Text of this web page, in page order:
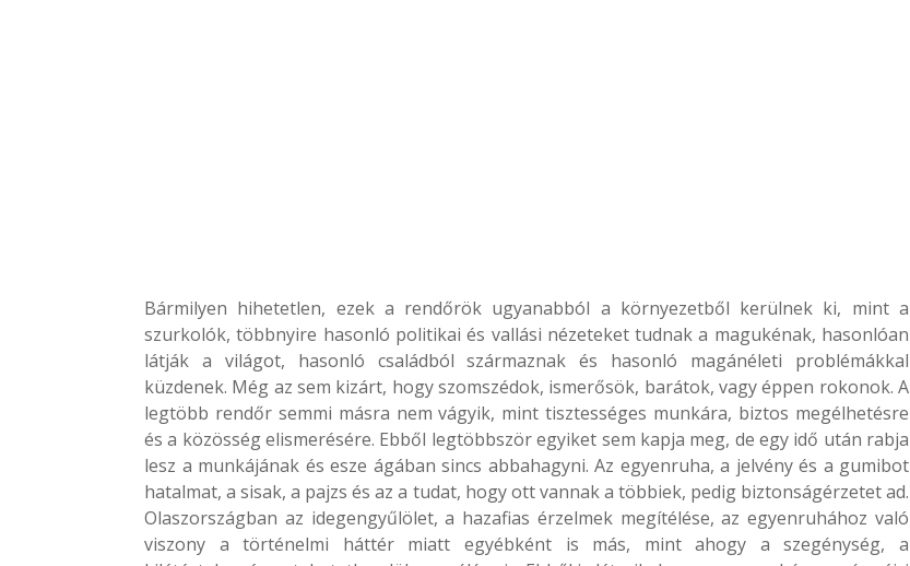
Bármilyen hihetetlen, ezek a rendőrök ugyanabból a környezetből kerülnek ki, mint a
szurkolók, többnyire hasonló politikai és vallási nézeteket tudnak a magukénak, hasonlóan
látják a világot, hasonló családból származnak és hasonló magánéleti problémákkal
küzdenek. Még az sem kizárt, hogy szomszédok, ismerősök, barátok, vagy éppen rokonok. A
legtöbb rendőr semmi másra nem vágyik, mint tisztességes munkára, biztos megélhetésre
és a közösség elismerésére. Ebből legtöbbször egyiket sem kapja meg, de egy idő után rabja
lesz a munkájának és esze ágában sincs abbahagyni. Az egyenruha, a jelvény és a gumibot
hatalmat, a sisak, a pajzs és az a tudat, hogy ott vannak a többiek, pedig biztonságérzetet ad.
Olaszországban az idegengyűlölet, a hazafias érzelmek megítélése, az egyenruhához való
viszony a történelmi háttér miatt egyébként is más, mint ahogy a szegénység, a